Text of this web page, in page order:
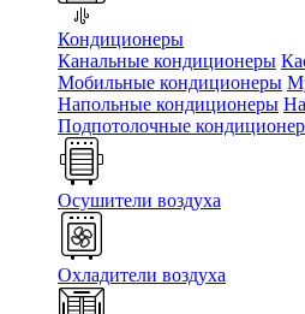
Кондиционеры
Канальные кондиционеры
Мобильные кондиционеры
Напольные кондиционеры
Подпотолочные
Осушители воздуха
Охладители воздуха